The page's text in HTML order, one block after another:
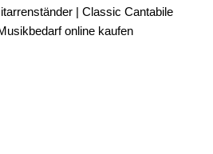
| Classic Cantabile
online kaufen